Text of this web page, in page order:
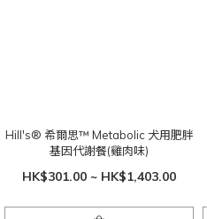
Hill's® 希爾思™ Metabolic 犬用肥胖
基因代謝餐(雞肉味)
HK$301.00 ~ HK$1,403.00